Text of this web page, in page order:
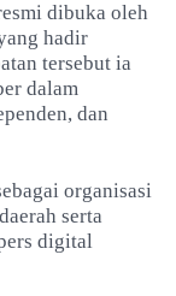
dibuka oleh
hadir
tersebut ia
dalam
dan
organisasi
serta
digital